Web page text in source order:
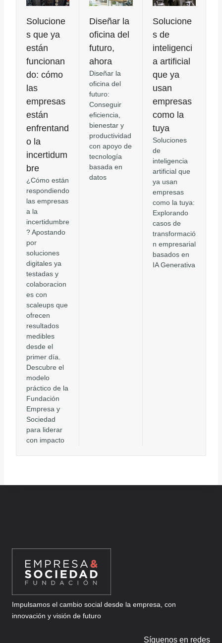
Solucione
s que ya
están
funcionan
do: cómo
las
empresas
están
enfrentand
o la
incertidum
bre
¿Cómo están
respondiendo
las empresas
a la
incertidumbre
? Apostando
por
soluciones
digitales ya
testadas y
colaboracion
es con
scaleups que
ofrecen
resultados
medibles
desde el
primer día.
Descubre el
modelo
práctico de la
Fundación
Empresa y
Sociedad
para liderar
con impacto
Diseñar la
oficina del
futuro,
ahora
Diseñar la
oficina del
futuro:
Conseguir
eficiencia,
bienestar y
productividad
con apoyo de
tecnología
basada en
datos
Solucione
s de
inteligenci
a artificial
que ya
usan
empresas
como la
tuya
Soluciones
de
inteligencia
artificial que
ya usan
empresas
como la tuya:
Explorando
casos de
transformació
n empresarial
basados en
IA Generativa
Impulsamos el cambio social desde la empresa, con
innovación y visión de futuro
Síguenos en redes